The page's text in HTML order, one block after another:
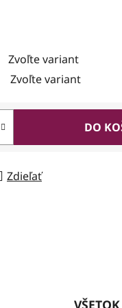
Zvoľte variant
Zvoľte variant
DO
Zdieľať